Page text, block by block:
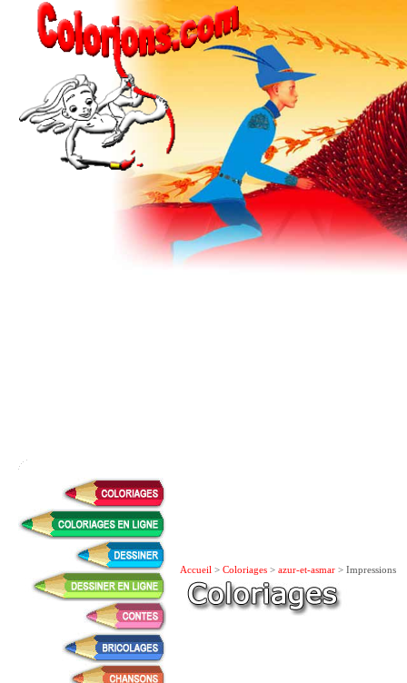
Accueil > Coloriages > azur-et-asmar > Impressions